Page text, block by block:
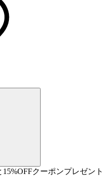
15%OFFクーポンプレゼ